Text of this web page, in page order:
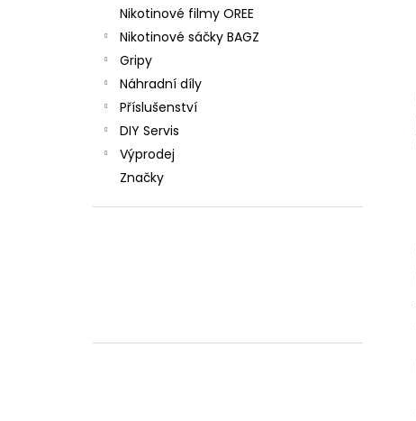
Nikotinové filmy OREE
Nikotinové sáčky BAGZ
Gripy
Náhradní díly
Příslušenství
DIY Servis
Výprodej
Značky